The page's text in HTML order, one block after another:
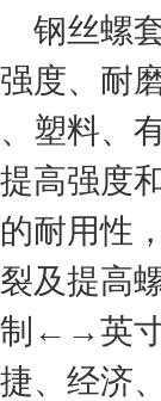
丝螺套
度、耐
塑料、
高强度
耐用性
及提高
←→英寸
、经济